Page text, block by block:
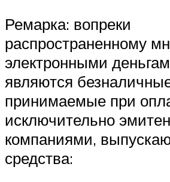
Ремарка: вопреки
распространенному
электронными
являются
принимаемые при
исключительно
компаниями,
средства: